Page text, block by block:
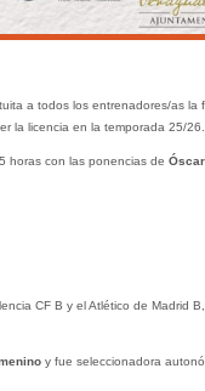
a todos los entrenadores/as la
la licencia en la temporada 25/26.
horas con las ponencias de
CF B y el Atlético de Madrid
y fue seleccionadora